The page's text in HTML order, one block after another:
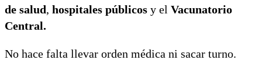
de salud, hospitales públicos y el Vacunatorio
Central.
No hace falta llevar orden médica ni sacar turno.